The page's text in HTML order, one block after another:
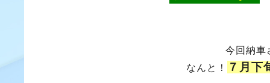
今回納車
なんと！
７月下